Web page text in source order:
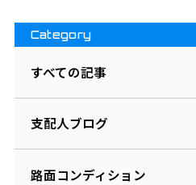
Category
すべての記事
支配人ブログ
路面コンディション